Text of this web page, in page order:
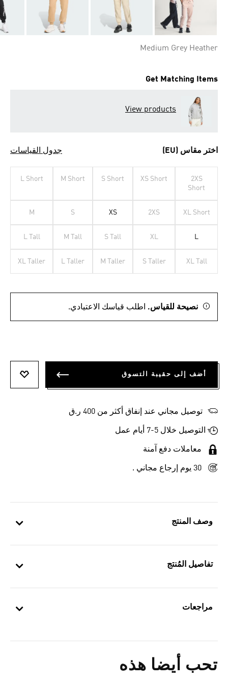
وصف المنتج
تفاصيل المُنتج
مراجعات
تحب أيضا هذه
Medium Grey Heather
Get Matching Items
View products
اختر مقاس (EU) جدول القياسات
2XS
Short
XS Short
S Short
M Short
L Short
XL Short
2XS
XS
S
M
L
XL
S Tall
M Tall
L Tall
XL Tall
S Taller
M Taller
L Taller
XL Taller
نصيحة للقياس. اطلب قياسك الاعتيادي.
أضف إلى حقيبة التسوق
توصيل مجاني عند إنفاق أكثر من 400 ر.ق
التوصيل خلال 5-7 أيام عمل
معاملات دفع آمنة